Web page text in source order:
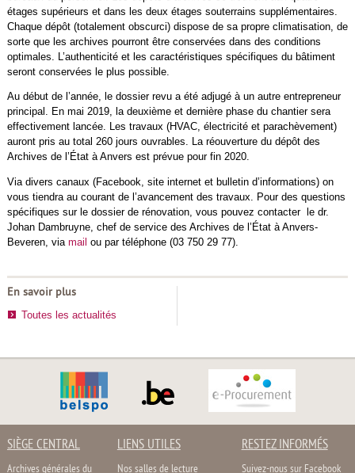
étages supérieurs et dans les deux étages souterrains supplémentaires.
Chaque dépôt (totalement obscurci) dispose de sa propre climatisation, de
sorte que les archives pourront être conservées dans des conditions
optimales. L’authenticité et les caractéristiques spécifiques du bâtiment
seront conservées le plus possible.
Au début de l’année, le dossier revu a été adjugé à un autre entrepreneur
principal. En mai 2019, la deuxième et dernière phase du chantier sera
effectivement lancée. Les travaux (HVAC, électricité et parachèvement)
auront pris au total 260 jours ouvrables. La réouverture du dépôt des
Archives de l’État à Anvers est prévue pour fin 2020.
Via divers canaux (Facebook, site internet et bulletin d’informations) on
vous tiendra au courant de l’avancement des travaux. Pour des questions
spécifiques sur le dossier de rénovation, vous pouvez contacter le dr.
Johan Dambruyne, chef de service des Archives de l’État à Anvers-
Beveren, via mail ou par téléphone (03 750 29 77).
En savoir plus
Toutes les actualités
SIÈGE CENTRAL
Archives générales du
LIENS UTILES
Nos salles de lecture
RESTEZ INFORMÉS
Suivez-nous sur Facebook